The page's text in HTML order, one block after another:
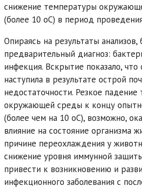
снижение температуры
(более 10 oC) в период
Опираясь на результаты анализов,
предварительный диагноз:
инфекция. Вскрытие показало, что
наступила в результате острой
недостаточности. Резкое
окружающей среды к концу
(более чем на 10 oC), возможно,
влияние на состояние организма
причине переохлаждения у
снижение уровня иммунной
привести к возникновению и
инфекционного заболевания с